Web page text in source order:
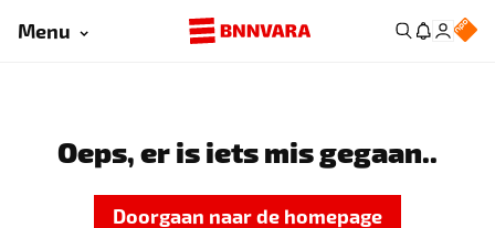
Menu
Oeps, er is iets mis gegaan..
Doorgaan naar de homepage